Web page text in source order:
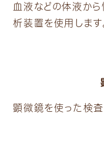
血液などの体液か
析装置を使用します
顕微鏡を使った検査